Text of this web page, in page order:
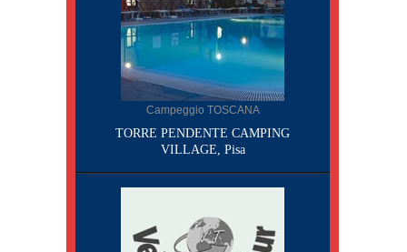
Campeggio TOSCANA
TORRE PENDENTE CAMPING
VILLAGE, Pisa